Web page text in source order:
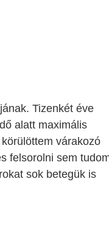
Tizenkét éve
alatt maximális
várakozó
felsorolni sem
sok betegük is